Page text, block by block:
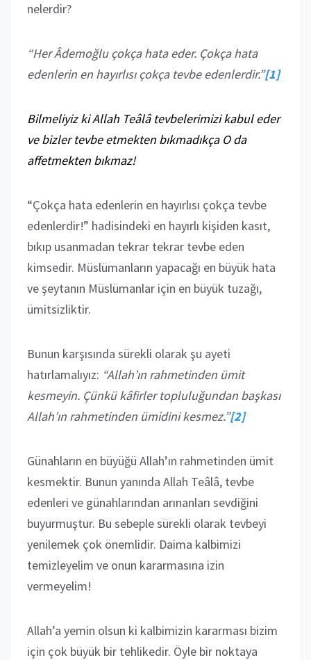
nelerdir?
“Her Âdemoğlu çokça hata eder. Çokça hata
edenlerin en hayırlısı çokça tevbe edenlerdir.”[1]
Bilmeliyiz ki Allah Teâlâ tevbelerimizi kabul eder
ve bizler tevbe etmekten bıkmadıkça O da
affetmekten bıkmaz!
“Çokça hata edenlerin en hayırlısı çokça tevbe
edenlerdir!” hadisindeki en hayırlı kişiden kasıt,
bıkıp usanmadan tekrar tekrar tevbe eden
kimsedir. Müslümanların yapacağı en büyük hata
ve şeytanın Müslümanlar için en büyük tuzağı,
ümitsizliktir.
Bunun karşısında sürekli olarak şu ayeti
hatırlamalıyız: “Allah’ın rahmetinden ümit
kesmeyin. Çünkü kâfirler topluluğundan başkası
Allah’ın rahmetinden ümidini kesmez.”[2]
Günahların en büyüğü Allah’ın rahmetinden ümit
kesmektir. Bunun yanında Allah Teâlâ, tevbe
edenleri ve günahlarından arınanları sevdiğini
buyurmuştur. Bu sebeple sürekli olarak tevbeyi
yenilemek çok önemlidir. Daima kalbimizi
temizleyelim ve onun kararmasına izin
vermeyelim!
Allah’a yemin olsun ki kalbimizin kararması bizim
için çok büyük bir tehlikedir. Öyle bir noktaya